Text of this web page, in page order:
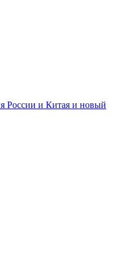
России и Китая и новый